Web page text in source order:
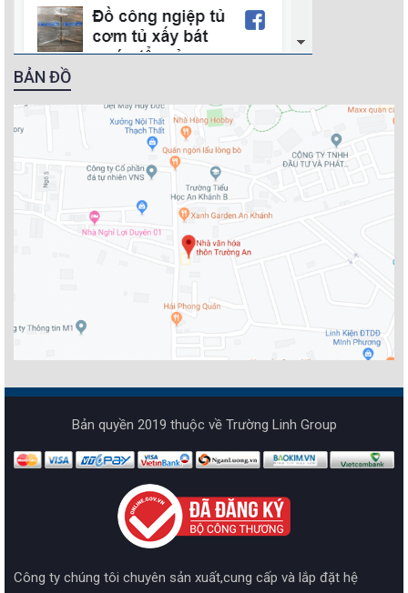
BẢN ĐỒ
Bản quyền 2019 thuộc về Trường Linh Group
Công ty chúng tôi chuyên sản xuất,cung cấp và lắp đặt hệ